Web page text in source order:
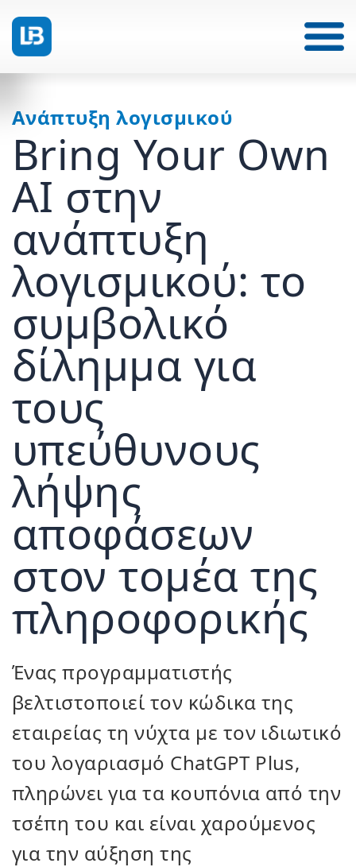
Ανάπτυξη λογισμικού
Bring Your Own
AI στην
ανάπτυξη
λογισμικού: το
συμβολικό
δίλημμα για
τους
υπεύθυνους
λήψης
αποφάσεων
στον τομέα της
πληροφορικής
Ένας προγραμματιστής
βελτιστοποιεί τον κώδικα της
εταιρείας τη νύχτα με τον ιδιωτικό
του λογαριασμό ChatGPT Plus,
πληρώνει για τα κουπόνια από την
τσέπη του και είναι χαρούμενος
για την αύξηση της